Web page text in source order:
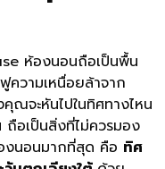
ห้องนอนถือเป็นพื้น
วามเหนื่อยล้าจาก
ณจะหันไปในทิศทางไหน
อเป็นสิ่งที่ไม่ควรมอง
งนอนมากที่สุด คือ ทิศ